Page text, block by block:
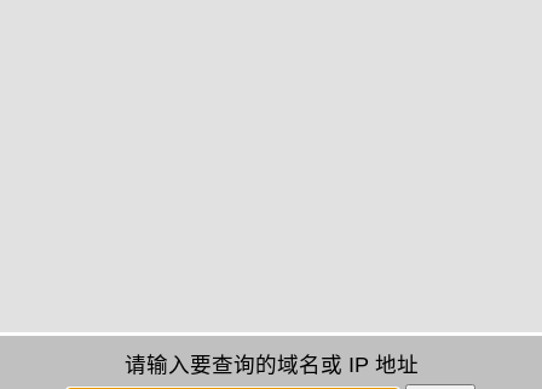
请输入要查询的域名或 IP 地址